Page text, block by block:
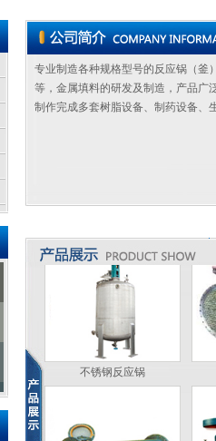
专业制造各种规格型号的反应锅（釜
等，金属填料的研发及制造，产品广
制作完成多套树脂设备、制药设备、
切片机
不锈钢反应锅